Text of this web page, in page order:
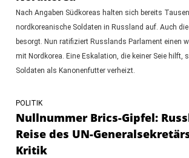
Nach Angaben Südkoreas halten sich bereits
nordkoreanische Soldaten in Russland auf. Auch die
besorgt. Nun ratifiziert Russlands Parlament einen
mit Nordkorea. Eine Eskalation, die keiner Seie hilft,
Soldaten als Kanonenfutter verheizt.
POLITIK
Nullnummer Brics-Gipfel:
Reise des UN-
Kritik